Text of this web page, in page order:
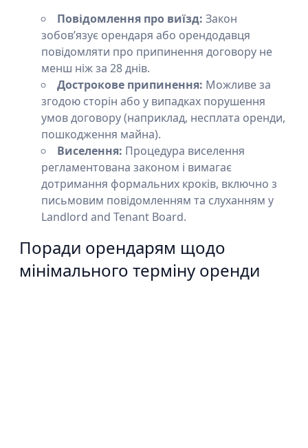
Повідомлення про виїзд: Закон
зобов’язує орендаря або орендодавця
повідомляти про припинення договору не
менш ніж за 28 днів.
Дострокове припинення: Можливе за
згодою сторін або у випадках порушення
умов договору (наприклад, несплата оренди,
пошкодження майна).
Виселення: Процедура виселення
регламентована законом і вимагає
дотримання формальних кроків, включно з
письмовим повідомленням та слуханням у
Landlord and Tenant Board.
Поради орендарям щодо
мінімального терміну оренди